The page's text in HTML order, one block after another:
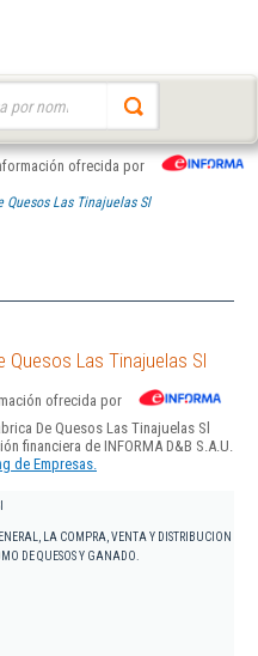
ofrecida por
Quesos Las Tinajuelas Sl
Quesos Las Tinajuelas Sl
ofrecida por
De Quesos Las Tinajuelas Sl
financiera de INFORMA D&B S.A.U.
de Empresas.
LA COMPRA, VENTA Y DISTRIBUCION
DE QUESOS Y GANADO.